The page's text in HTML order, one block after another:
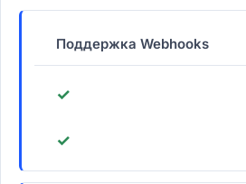
Поддержка Webhooks
✓
✓